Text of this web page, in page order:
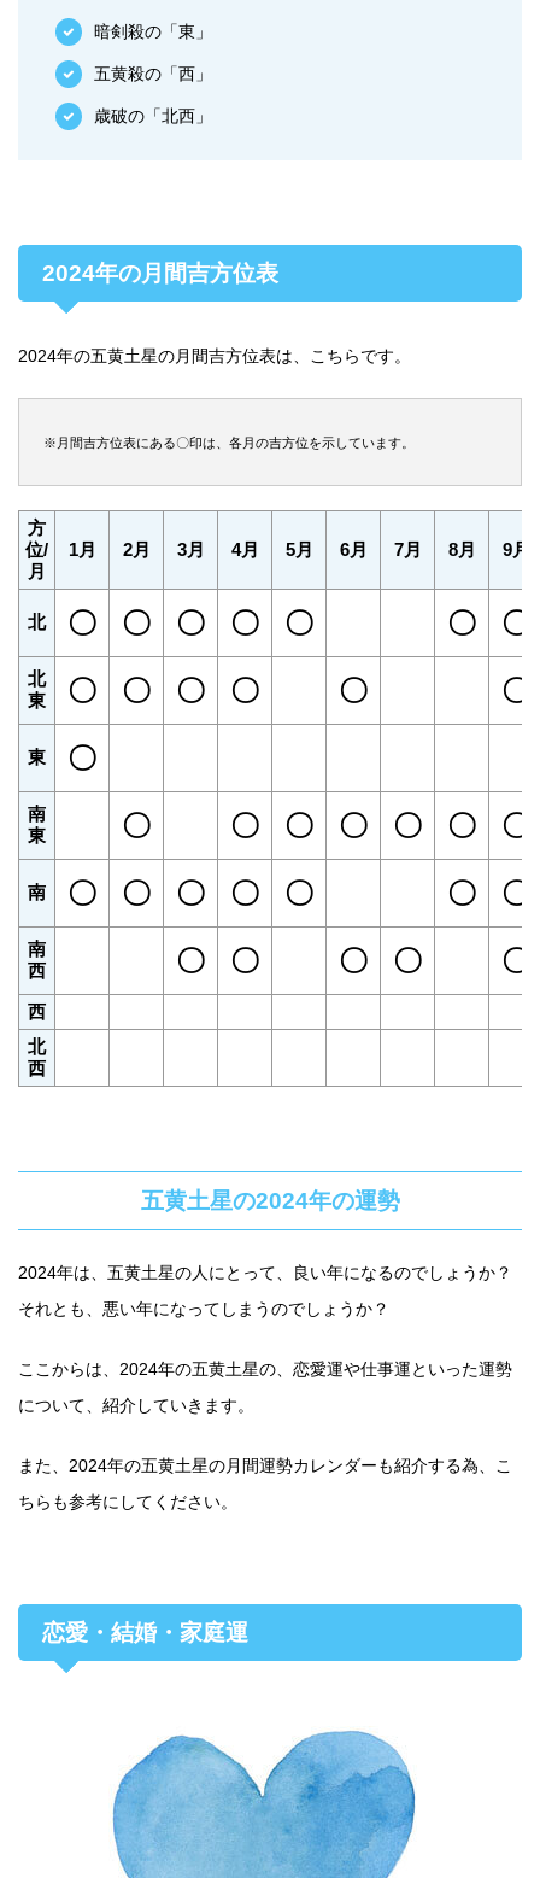
暗剣殺の「東」
五黄殺の「西」
歳破の「北西」
2024年の月間吉方位表
2024年の五黄土星の月間吉方位表は、こちらです。
※月間吉方位表にある〇印は、各月の吉方位を示しています。
方
位/
月
1月 2月 3月 4月 5月 6月 7月 8月 9月
北 〇 〇 〇 〇 〇 〇 〇
北
東
〇 〇 〇 〇 〇 〇
東 〇
南
東
〇 〇 〇 〇 〇 〇 〇
南 〇 〇 〇 〇 〇 〇 〇
南
西
〇 〇 〇 〇 〇
西
北
西
五黄土星の2024年の運勢
2024年は、五黄土星の人にとって、良い年になるのでしょうか？
それとも、悪い年になってしまうのでしょうか？
ここからは、2024年の五黄土星の、恋愛運や仕事運といった運勢
について、紹介していきます。
また、2024年の五黄土星の月間運勢カレンダーも紹介する為、こ
ちらも参考にしてください。
恋愛・結婚・家庭運